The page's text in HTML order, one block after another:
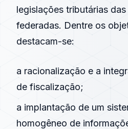
legislações tributárias
federadas. Dentre os
destacam-se:
a racionalização e a
de fiscalização;
a implantação de um
homogêneo de